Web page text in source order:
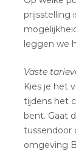
prijsstelling
leggen we
Vaste
Kies je het
tijdens het
bent. Gaat
tussendoor
omgeving